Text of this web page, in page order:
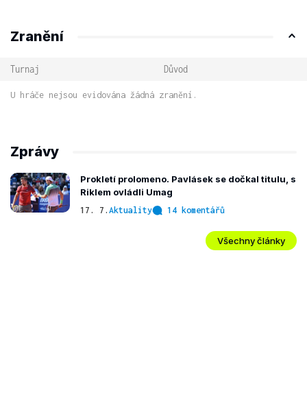
Zranění
Turnaj Důvod
U hráče nejsou evidována žádná zranění.
Zprávy
Prokletí prolomeno. Pavlásek se dočkal titulu, s
Riklem ovládli Umag
17. 7. Aktuality 14 komentářů
Všechny články